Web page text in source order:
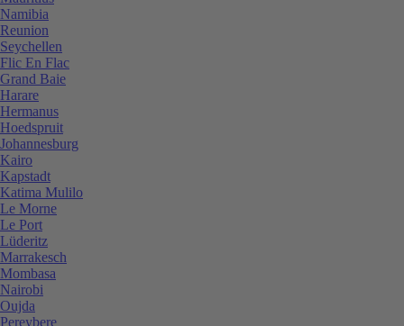
Namibia
Reunion
Seychellen
Flic En Flac
Grand Baie
Harare
Hermanus
Hoedspruit
Johannesburg
Kairo
Kapstadt
Katima Mulilo
Le Morne
Le Port
Lüderitz
Marrakesch
Mombasa
Nairobi
Oujda
Pereybere